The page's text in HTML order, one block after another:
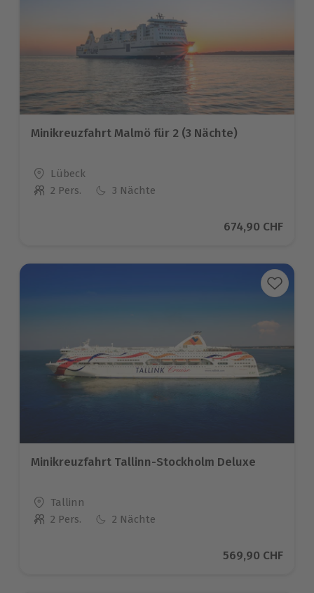
Minikreuzfahrt Malmö für 2 (3 Nächte)
Standort
Lübeck
Anzahl der Teilnehmer
2 Pers. 3 Nächte
Aktueller Preis
674,90 CHF
Minikreuzfahrt Tallinn-Stockholm Deluxe
Standort
Tallinn
Anzahl der Teilnehmer
2 Pers. 2 Nächte
Aktueller Preis
569,90 CHF